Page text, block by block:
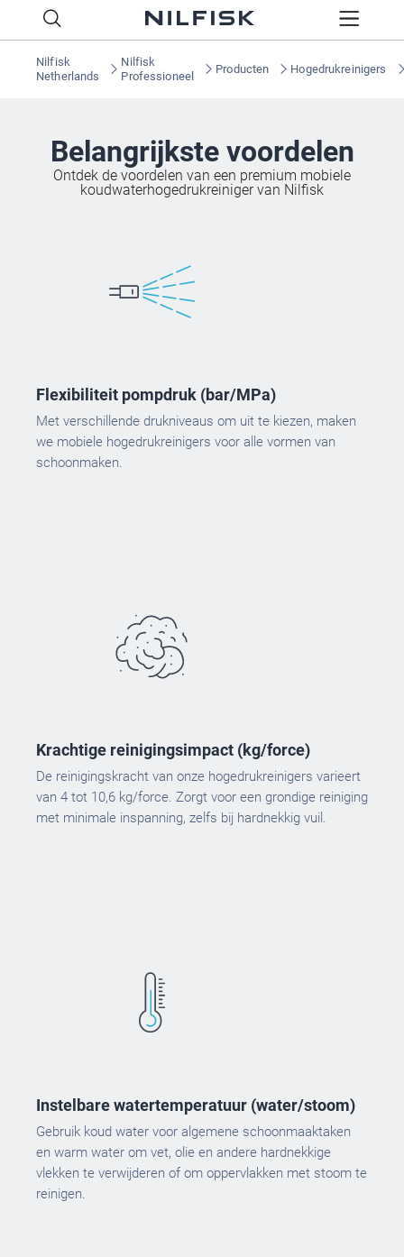
Nilfisk
Netherlands
Nilfisk
Professioneel
Producten Hogedrukreinigers
Belangrijkste voordelen
Ontdek de voordelen van een premium mobiele
koudwaterhogedrukreiniger van Nilfisk
Flexibiliteit pompdruk (bar/MPa)
Met verschillende drukniveaus om uit te kiezen, maken
we mobiele hogedrukreinigers voor alle vormen van
schoonmaken.
Krachtige reinigingsimpact (kg/force)
De reinigingskracht van onze hogedrukreinigers varieert
van 4 tot 10,6 kg/force. Zorgt voor een grondige reiniging
met minimale inspanning, zelfs bij hardnekkig vuil.
Instelbare watertemperatuur (water/stoom)
Gebruik koud water voor algemene schoonmaaktaken
en warm water om vet, olie en andere hardnekkige
vlekken te verwijderen of om oppervlakken met stoom te
reinigen.